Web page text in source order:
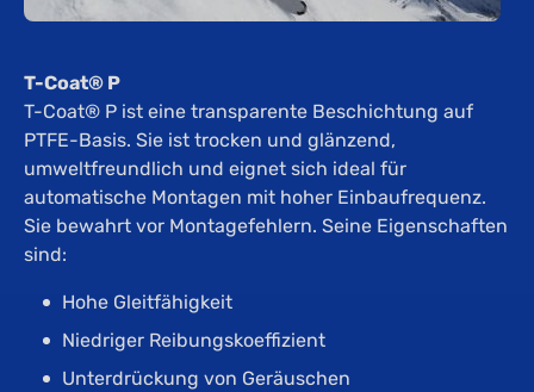
T-Coat® P
T-Coat® P ist eine transparente Beschichtung auf
PTFE-Basis. Sie ist trocken und glänzend,
umweltfreundlich und eignet sich ideal für
automatische Montagen mit hoher Einbaufrequenz.
Sie bewahrt vor Montagefehlern. Seine Eigenschaften
sind:
Hohe Gleitfähigkeit
Niedriger Reibungskoeffizient
Unterdrückung von Geräuschen